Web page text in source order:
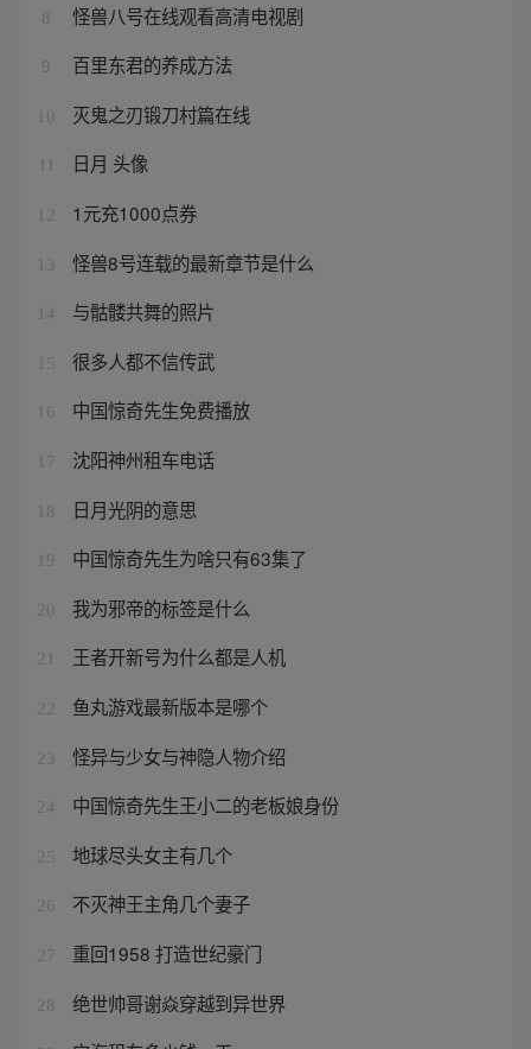
8 怪兽八号在线观看高清电视剧
9 百里东君的养成方法
10 灭鬼之刃锻刀村篇在线
日月 头像
12 1元充1000点券
13 怪兽8号连载的最新章节是什么
14 与骷髅共舞的照片
15 很多人都不信传武
16 中国惊奇先生免费播放
17 沈阳神州租车电话
18 日月光阴的意思
19 中国惊奇先生为啥只有63集了
20 我为邪帝的标签是什么
21 王者开新号为什么都是人机
22 鱼丸游戏最新版本是哪个
23 怪异与少女与神隐人物介绍
24 中国惊奇先生王小二的老板娘身份
25 地球尽头女主有几个
26 不灭神王主角几个妻子
27 重回1958 打造世纪豪门
28 绝世帅哥谢焱穿越到异世界